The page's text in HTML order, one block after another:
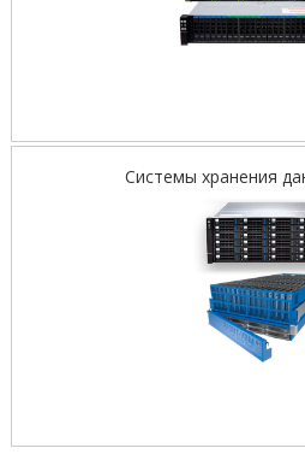
Системы хранения